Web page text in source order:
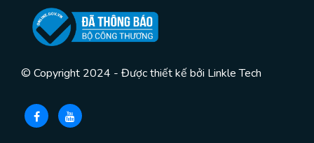
© Copyright 2024 - Được thiết kế bởi Linkle Tech